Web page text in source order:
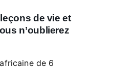
de vie et
n’oublierez
de 6